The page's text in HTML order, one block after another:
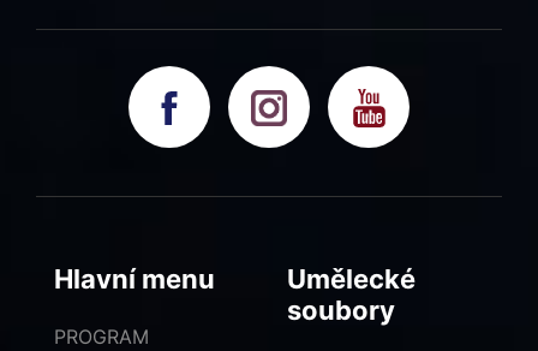
Hlavní menu
PROGRAM
Umělecké
soubory